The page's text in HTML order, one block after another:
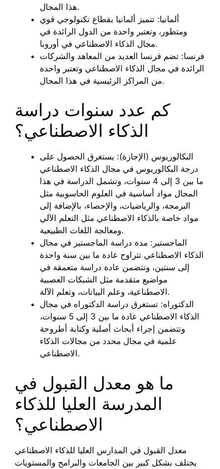
هذا المجال.
ألمانيا: تتميز ألمانيا بقطاع تكنولوجي قوي
ومتطور، وتعتبر واحدة من الدول الرائدة في
مجال الذكاء الاصطناعي في أوروبا.
فرنسا: تضم فرنسا العديد من المعاهد والشركات
الرائدة في مجال الذكاء الاصطناعي وتعتبر واحدة
من المراكز الرئيسية في هذا المجال.
كم عدد سنوات دراسة
الذكاء الاصطناعي؟
البكالوريوس (الإجازة): يستغرق الحصول على
درجة البكالوريوس في مجال الذكاء الاصطناعي
ما بين 3 إلى 4 سنوات، وتشمل الدراسة في هذا
المجال مواد أساسية في العلوم الحاسوبية مثل
البرمجة، والرياضيات، والإحصاء، بالإضافة إلى
مواد خاصة بالذكاء الاصطناعي مثل التعلم الآلي
ومعالجة اللغات الطبيعية.
الماجستير: مدة دراسة الماجستير في مجال
الذكاء الاصطناعي تتراوح عادة ما بين سنة واحدة
إلى سنتين، وتتضمن عادة دراسة متعمقة في
مواضيع متقدمة مثل الشبكات العصبية
الاصطناعية، وعلم البيانات، وتعلم الآلة.
الدكتوراه: تستغرق دراسة الدكتوراه في مجال
الذكاء الاصطناعي عادة ما بين 3 إلى 5 سنوات،
وتتضمن إجراء أبحاث أصلية وكتابة أطروحة
علمية في مجال محدد من مجالات الذكاء
الاصطناعي.
ما هو معدل القبول في
المدرسة العليا للذكاء
الاصطناعي؟
معدل القبول في المدارس العليا للذكاء الاصطناعي
يختلف بشكل كبير بين الجامعات والبرامج والمستويات